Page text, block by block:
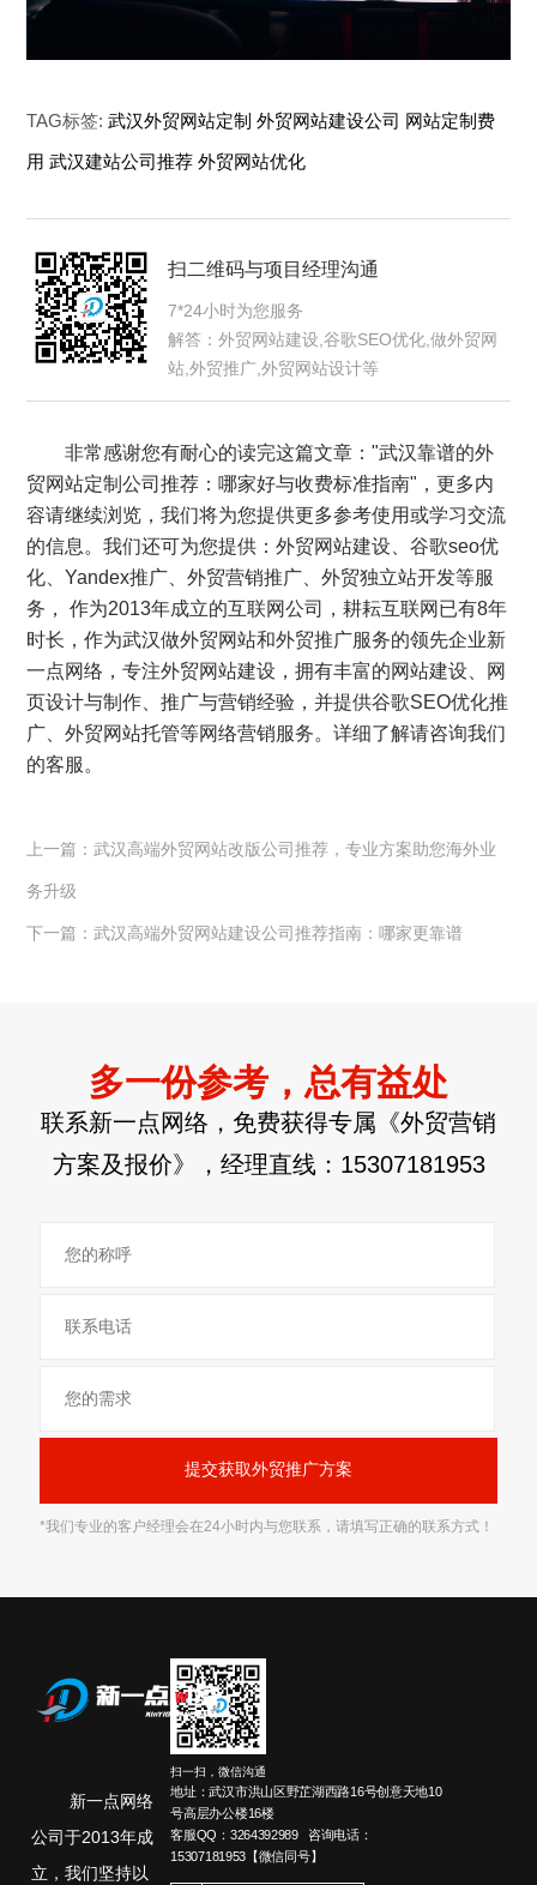
TAG标签:武汉外贸网站定制 外贸网站建设公司 网站定制费
用 武汉建站公司推荐 外贸网站优化
扫二维码与项目经理沟通
7*24小时为您服务
解答：外贸网站建设,谷歌SEO优化,做外贸网
站,外贸推广,外贸网站设计等
非常感谢您有耐心的读完这篇文章："武汉靠谱的外
贸网站定制公司推荐：哪家好与收费标准指南"，更多内
容请继续浏览，我们将为您提供更多参考使用或学习交流
的信息。我们还可为您提供：外贸网站建设 、谷歌seo优
化 、Yandex推广 、外贸营销推广 、外贸独立站开发等服
务， 作为2013年成立的互联网公司，耕耘互联网已有8年
时长，作为武汉做外贸网站和外贸推广服务的领先企业新
一点网络，专注外贸网站建设，拥有丰富的网站建设、网
页设计与制作、推广与营销经验，并提供谷歌SEO优化推
广、外贸网站托管等网络营销服务。详细了解请咨询我们
的客服。
上一篇：武汉高端外贸网站改版公司推荐，专业方案助您海外业
务升级
下一篇：武汉高端外贸网站建设公司推荐指南：哪家更靠谱
多一份参考，总有益处
联系新一点网络，免费获得专属《外贸营销
方案及报价》，经理直线： 15307181953
*我们专业的客户经理会在24小时内与您联系，请填写正确的联系方式！
新一点网络
公司于2013年成
立，我们坚持以
扫一扫，微信沟通
地址：武汉市洪山区野芷湖西路16号创意天地10
号高层办公楼16楼
客服QQ： 3264392989咨询电话：
15307181953 【微信同号】